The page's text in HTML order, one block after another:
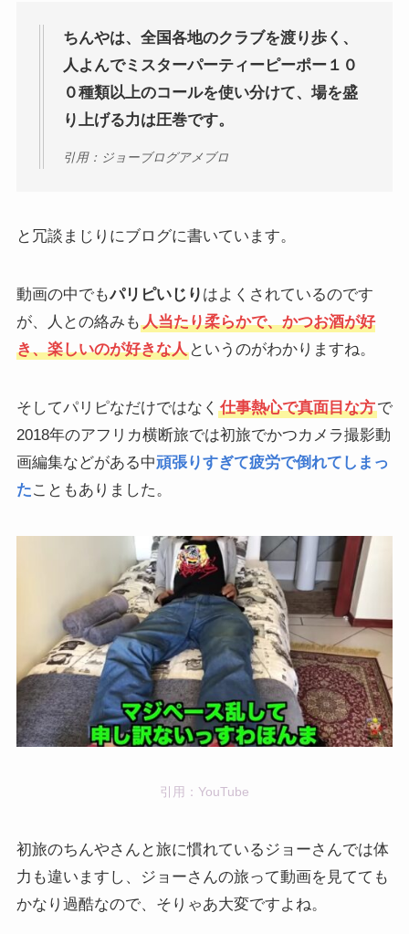
ちんやは、全国各地のクラブを渡り歩く、
人よんでミスターパーティーピーポー１０
０種類以上のコールを使い分けて、場を盛
り上げる力は圧巻です。
引用：ジョーブログアメブロ
と冗談まじりにブログに書いています。
動画の中でもパリピいじり はよくされているのです
が、人との絡みも 人当たり柔らかで、かつお酒が好
き、楽しいのが好きな人というのがわかりますね。
そしてパリピなだけではなく 仕事熱心で真面目な方で
2018年のアフリカ横断旅では初旅でかつカメラ撮影動
画編集などがある中頑張りすぎて疲労で倒れてしまっ
たこともありました。
引用：YouTube
初旅のちんやさんと旅に慣れているジョーさんでは体
力も違いますし、ジョーさんの旅って動画を見てても
かなり過酷なので、そりゃあ大変ですよね。